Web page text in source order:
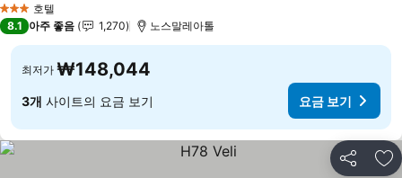
3 성급 호텔
8.1 아주 좋음 1,270 노스말레아톨
최저가 ₩148,044
3개 사이트의 요금 보기 요금 보기
공유 즐